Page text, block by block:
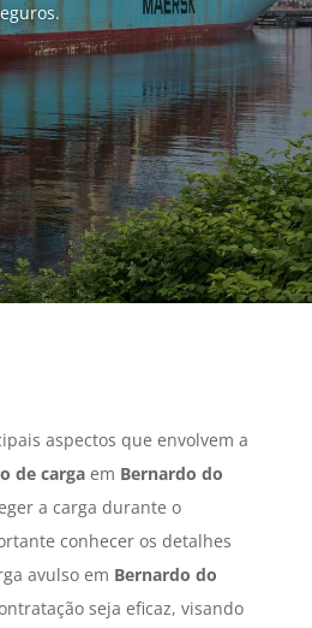
aspectos que envolvem a
de cargaem Bernardo do
a carga durante o
conhecer os detalhes
avulso em Bernardo do
seja eficaz, visando